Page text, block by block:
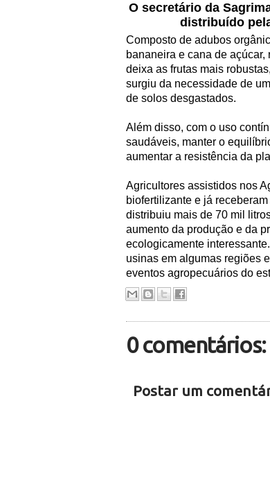
O secretário da
distribuído
Composto de adubos
bananeira e cana de
deixa as frutas mais
surgiu da necessidade de
de solos desgastados.
Além disso, com o uso
saudáveis, manter o
aumentar a resistência da
Agricultores assistidos nos
biofertilizante e já
distribuiu mais de 70 mil
aumento da produção e da
ecologicamente
usinas em algumas regiões
eventos agropecuários do
0 comentários:
Postar um